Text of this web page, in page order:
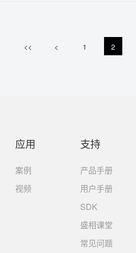
<< < 1 2
应用
案例
视频
支持
产品手册
用户手册
SDK
盛相课堂
常见问题